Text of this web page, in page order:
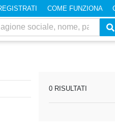
0 RISULTATI
COME FUNZIONA